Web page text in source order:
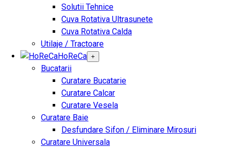
Solutii Tehnice
Cuva Rotativa Ultrasunete
Cuva Rotativa Calda
Utilaje / Tractoare
HoReCa +
Bucatarii
Curatare Bucatarie
Curatare Calcar
Curatare Vesela
Curatare Baie
Desfundare Sifon / Eliminare Mirosuri
Curatare Universala